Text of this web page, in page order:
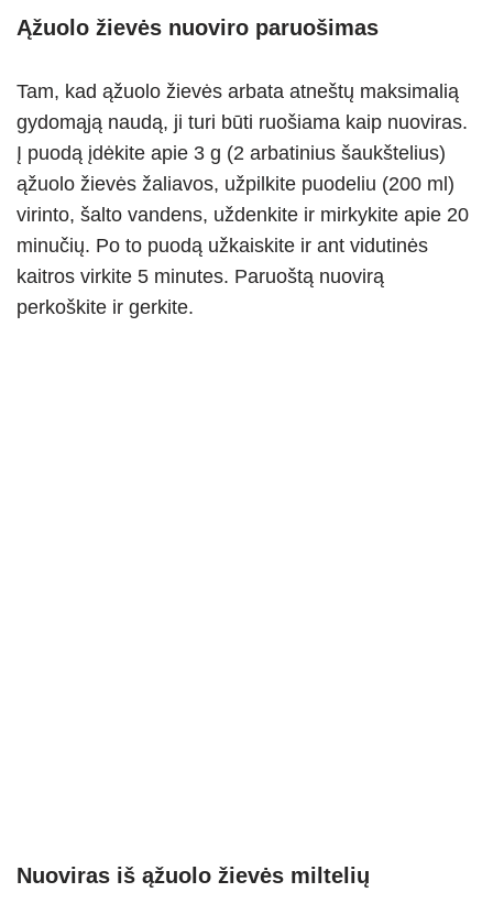
Ąžuolo žievės nuoviro paruošimas
Tam, kad ąžuolo žievės arbata atneštų maksimalią
gydomąją naudą, ji turi būti ruošiama kaip nuoviras.
Į puodą įdėkite apie 3 g (2 arbatinius šaukštelius)
ąžuolo žievės žaliavos, užpilkite puodeliu (200 ml)
virinto, šalto vandens, uždenkite ir mirkykite apie 20
minučių. Po to puodą užkaiskite ir ant vidutinės
kaitros virkite 5 minutes. Paruoštą nuovirą
perkoškite ir gerkite.
Nuoviras iš ąžuolo žievės miltelių